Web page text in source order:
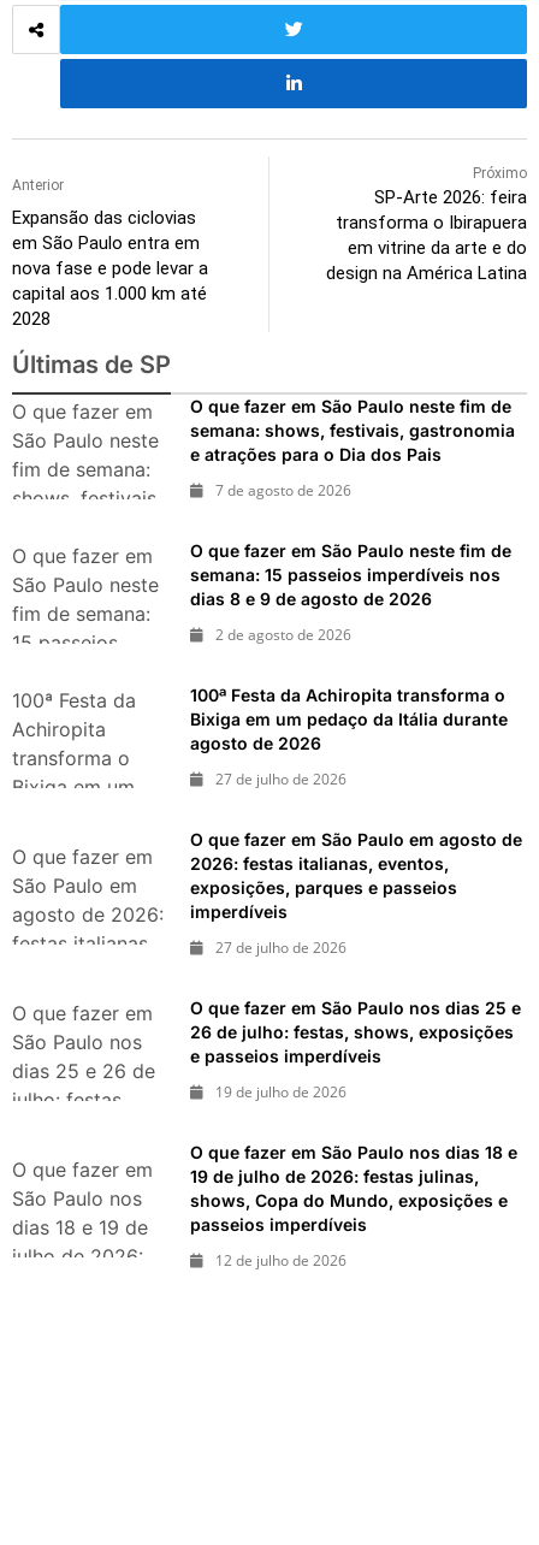
Anterior
Expansão das ciclovias
em São Paulo entra em
nova fase e pode levar a
capital aos 1.000 km até
2028
Próximo
SP-Arte 2026: feira
transforma o Ibirapuera
em vitrine da arte e do
design na América Latina
Últimas de SP
O que fazer em
São Paulo neste
fim de semana:
shows, festivais,
atrações para o
Dia dos Pais
O que fazer em São Paulo neste fim de
semana: shows, festivais, gastronomia
e atrações para o Dia dos Pais
7 de agosto de 2026
O que fazer em
São Paulo neste
fim de semana:
15 passeios
dias 8 e 9 de
agosto de 2026
O que fazer em São Paulo neste fim de
semana: 15 passeios imperdíveis nos
dias 8 e 9 de agosto de 2026
2 de agosto de 2026
100ª Festa da
Achiropita
transforma o
Bixiga em um
durante agosto
de 2026
100ª Festa da Achiropita transforma o
Bixiga em um pedaço da Itália durante
agosto de 2026
27 de julho de 2026
O que fazer em
São Paulo em
agosto de 2026:
festas italianas,
exposições,
parques e
passeios
imperdíveis
O que fazer em São Paulo em agosto de
2026: festas italianas, eventos,
exposições, parques e passeios
imperdíveis
27 de julho de 2026
O que fazer em
São Paulo nos
dias 25 e 26 de
julho: festas,
exposições e
passeios
imperdíveis
O que fazer em São Paulo nos dias 25 e
26 de julho: festas, shows, exposições
e passeios imperdíveis
19 de julho de 2026
O que fazer em
São Paulo nos
dias 18 e 19 de
julho de 2026:
O que fazer em São Paulo nos dias 18 e
19 de julho de 2026: festas julinas,
shows, Copa do Mundo, exposições e
passeios imperdíveis
12 de julho de 2026